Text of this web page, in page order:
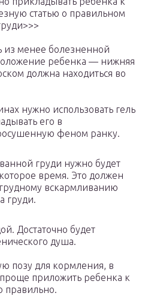
статью о правильном
из менее болезненной
ребенка — нижняя
должна находиться во
нужно использовать гель
его в
феном ранку.
груди нужно будет
время. Это должен
вскармливанию
груди.
Достаточно будет
душа.
позу для кормления, в
приложить ребенка к
правильно.